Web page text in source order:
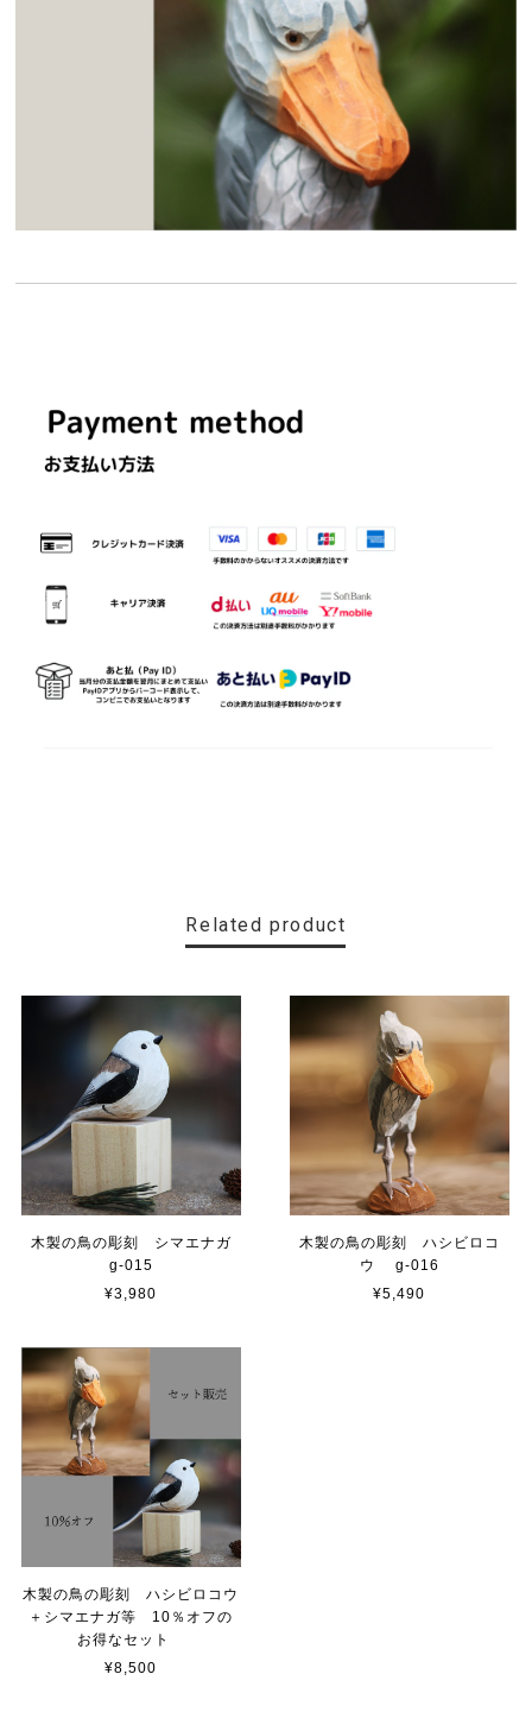
Related product
木製の鳥の彫刻 シマエナガ
g-015
¥3,980
木製の鳥の彫刻 ハシビロコ
ウ g-016
¥5,490
木製の鳥の彫刻 ハシビロコウ
＋シマエナガ等 10％オフの
お得なセット
¥8,500